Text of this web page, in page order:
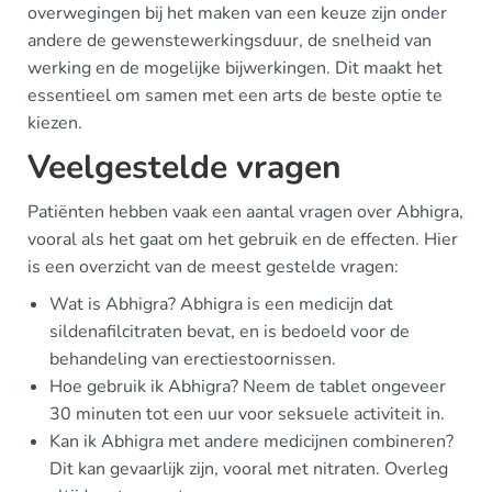
overwegingen bij het maken van een keuze zijn onder
andere de gewenstewerkingsduur, de snelheid van
werking en de mogelijke bijwerkingen. Dit maakt het
essentieel om samen met een arts de beste optie te
kiezen.
Veelgestelde vragen
Patiënten hebben vaak een aantal vragen over Abhigra,
vooral als het gaat om het gebruik en de effecten. Hier
is een overzicht van de meest gestelde vragen:
Wat is Abhigra? Abhigra is een medicijn dat
sildenafilcitraten bevat, en is bedoeld voor de
behandeling van erectiestoornissen.
Hoe gebruik ik Abhigra? Neem de tablet ongeveer
30 minuten tot een uur voor seksuele activiteit in.
Kan ik Abhigra met andere medicijnen combineren?
Dit kan gevaarlijk zijn, vooral met nitraten. Overleg